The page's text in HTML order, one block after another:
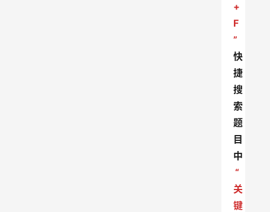
+
F
”
快
捷
搜
索
题
目
中
“
关
键